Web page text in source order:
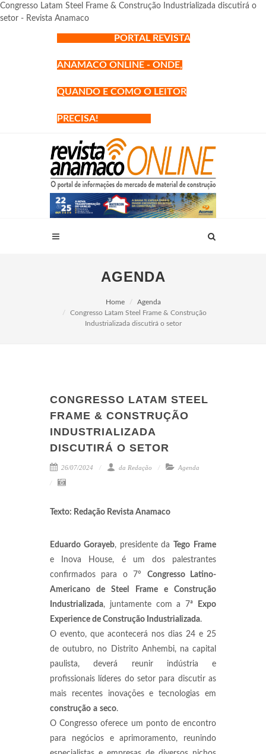
Congresso Latam Steel Frame & Construção Industrializada discutirá o
setor - Revista Anamaco
PORTAL REVISTA
ANAMACO ONLINE - ONDE,
QUANDO E COMO O LEITOR
PRECISA!
AGENDA
Home
Agenda
Congresso Latam Steel Frame & Construção
Industrializada discutirá o setor
CONGRESSO LATAM STEEL
FRAME & CONSTRUÇÃO
INDUSTRIALIZADA
DISCUTIRÁ O SETOR
26/07/2024 da Redação Agenda
Texto: Redação Revista Anamaco
Eduardo Gorayeb, presidente da Tego
Frame
e Inova House, é um dos palestrantes
confirmados para o 7º Congresso Latino-
Americano de Steel Frame e Construção
Industrializada, juntamente com a 7ª
Expo
Experience de Construção Industrializada.
O evento, que acontecerá nos dias 24 e 25
de outubro, no Distrito Anhembi, na capital
paulista, deverá reunir indústria e
profissionais líderes do setor para discutir as
mais recentes inovações e tecnologias em
construção a seco.
O Congresso oferece um ponto de encontro
para negócios e aprimoramento, reunindo